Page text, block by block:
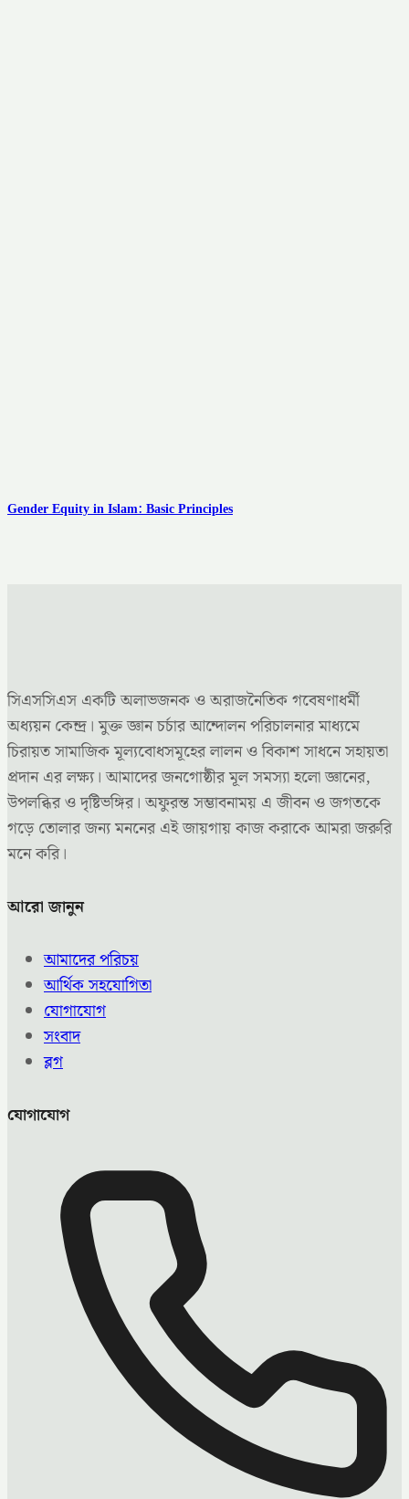
Gender Equity in Islam: Basic Principles
সিএসসিএস একটি অলাভজনক ও অরাজনৈতিক গবেষণাধর্মী
অধ্যয়ন কেন্দ্র। মুক্ত জ্ঞান চর্চার আন্দোলন পরিচালনার মাধ্যমে
চিরায়ত সামাজিক মূল্যবোধসমূহের লালন ও বিকাশ সাধনে সহায়তা
প্রদান এর লক্ষ্য। আমাদের জনগোষ্ঠীর মূল সমস্যা হলো জ্ঞানের,
উপলব্ধির ও দৃষ্টিভঙ্গির। অফুরন্ত সম্ভাবনাময় এ জীবন ও জগতকে
গড়ে তোলার জন্য মননের এই জায়গায় কাজ করাকে আমরা জরুরি
মনে করি।
আরো জানুন
আমাদের পরিচয়
আর্থিক সহযোগিতা
যোগাযোগ
সংবাদ
ব্লগ
যোগাযোগ